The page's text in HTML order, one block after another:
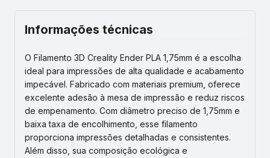
Informações técnicas
O Filamento 3D Creality Ender PLA 1,75mm é a escolha
ideal para impressões de alta qualidade e acabamento
impecável. Fabricado com materiais premium, oferece
excelente adesão à mesa de impressão e reduz riscos
de empenamento. Com diâmetro preciso de 1,75mm e
baixa taxa de encolhimento, esse filamento
proporciona impressões detalhadas e consistentes.
Além disso, sua composição ecológica e